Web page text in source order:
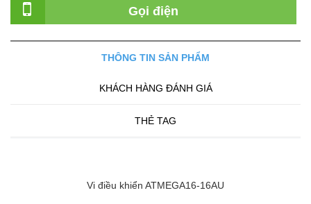
Gọi điện
THÔNG TIN SẢN PHẨM
KHÁCH HÀNG ĐÁNH GIÁ
THẺ TAG
Vi điều khiển ATMEGA16-16AU